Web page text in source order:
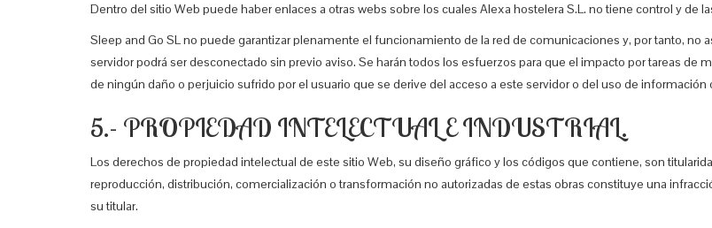
Dentro del sitio Web puede haber enlaces a otras webs sobre los cuales Alexa hostelera S.L. no tiene control y de
Sleep and Go SL no puede garantizar plenamente el funcionamiento de la red de comunicaciones y, por tanto, no
servidor podrá ser desconectado sin previo aviso. Se harán todos los esfuerzos para que el impacto por tareas
de ningún daño o perjuicio sufrido por el usuario que se derive del acceso a este servidor o del uso de
5.- PROPIEDAD INTELECTUAL E INDUSTRIAL.
Los derechos de propiedad intelectual de este sitio Web, su diseño gráfico y los códigos que contiene, son
reproducción, distribución, comercialización o transformación no autorizadas de estas obras constituye una
su titular.